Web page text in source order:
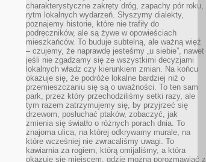
charakterystyczne zakręty dróg, zapachy pór roku,
rytm lokalnych wydarzeń. Słyszymy dialekty,
poznajemy historie, które nie trafiły do
podręczników, ale są żywe w opowieściach
mieszkańców. To buduje subtelną, ale ważną więź
– czujemy, że naprawdę jesteśmy „u siebie”, nawet
jeśli nie zgadzamy się ze wszystkimi decyzjami
lokalnych władz czy kierunkiem zmian. Na końcu
okazuje się, że podróże lokalne bardziej niż o
przemieszczaniu się są o uważności. To ten sam
park, przez który przechodziliśmy setki razy, ale
tym razem zatrzymujemy się, by przyjrzeć się
drzewom, posłuchać ptaków, zobaczyć, jak
zmienia się światło o różnych porach dnia. To
znajoma ulica, na której odkrywamy murale, na
które wcześniej nie zwracaliśmy uwagi. To
kawiarnia za rogiem, którą omijaliśmy, a która
okazuje się miejscem, gdzie można porozmawiać z